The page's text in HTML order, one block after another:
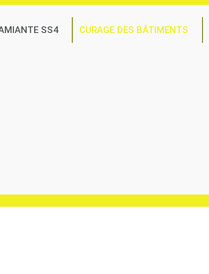
SS4 CURAGE DES BÂTIMENTS